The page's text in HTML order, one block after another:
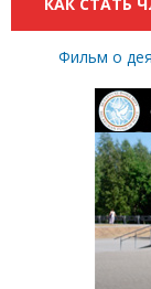
Фильм о